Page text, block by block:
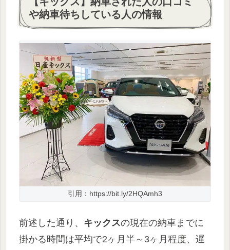
や納車待ちしている人の情報
引用：https://bit.ly/2HQAmh3
前述した通り、 キックスの現在の納車までに
掛かる時間は平均で2ヶ月半～3ヶ月程度、遅